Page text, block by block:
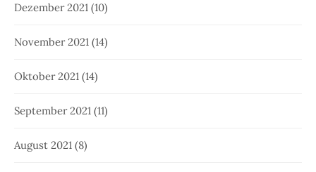
Dezember 2021 (10)
November 2021 (14)
Oktober 2021 (14)
September 2021 (11)
August 2021 (8)